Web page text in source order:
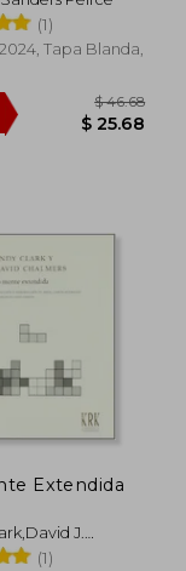
45%
(1)
Tapa Blanda,
Extendida
J.
(1)